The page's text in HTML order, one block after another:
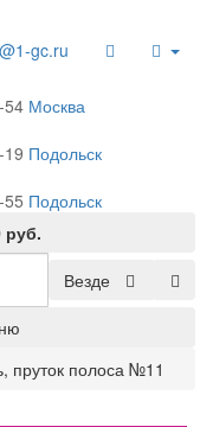
gc.ru
54 Москва
Подольск
Подольск
руб.
Везде
пруток полоса №11